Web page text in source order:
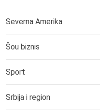
Severna Amerika
Šou biznis
Sport
Srbija i region